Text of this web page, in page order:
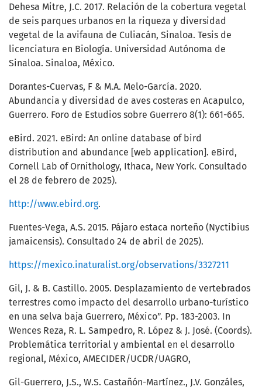
Dehesa Mitre, J.C. 2017. Relación de la cobertura vegetal
de seis parques urbanos en la riqueza y diversidad
vegetal de la avifauna de Culiacán, Sinaloa. Tesis de
licenciatura en Biología. Universidad Autónoma de
Sinaloa. Sinaloa, México.
Dorantes-Cuervas, F & M.A. Melo-García. 2020.
Abundancia y diversidad de aves costeras en Acapulco,
Guerrero. Foro de Estudios sobre Guerrero 8(1): 661-665.
eBird. 2021. eBird: An online database of bird
distribution and abundance [web application]. eBird,
Cornell Lab of Ornithology, Ithaca, New York. Consultado
el 28 de febrero de 2025).
http://www.ebird.org.
Fuentes-Vega, A.S. 2015. Pájaro estaca norteño (Nyctibius
jamaicensis). Consultado 24 de abril de 2025).
https://mexico.inaturalist.org/observations/3327211
Gil, J. & B. Castillo. 2005. Desplazamiento de vertebrados
terrestres como impacto del desarrollo urbano-turístico
en una selva baja Guerrero, México”. Pp. 183-2003. In
Wences Reza, R. L. Sampedro, R. López & J. José. (Coords).
Problemática territorial y ambiental en el desarrollo
regional, México, AMECIDER/UCDR/UAGRO,
Gil-Guerrero, J.S., W.S. Castañón-Martínez., J.V. Gonzáles,